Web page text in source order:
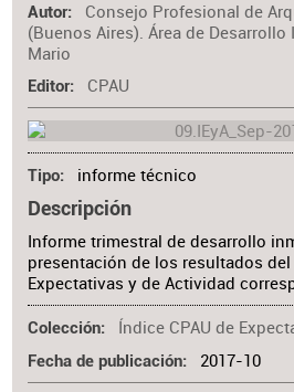
Autor
Consejo Profesional de
(Buenos Aires). Área de
Mario
Editor CPAU
Tipo informe técnico
Descripción
Informe trimestral de desarrollo
presentación de los resultados del
Expectativas y de Actividad
Colección Índice CPAU de
Fecha de publicación 2017-10